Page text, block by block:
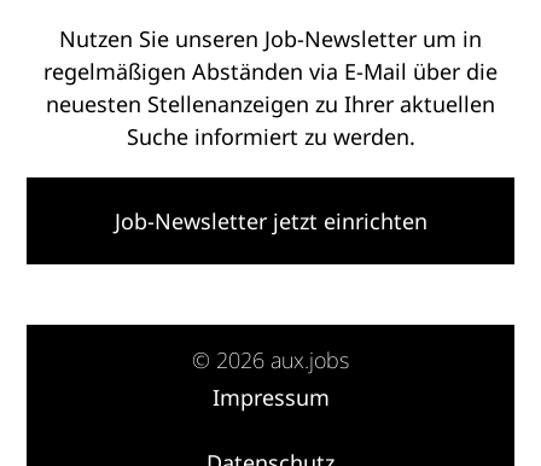
Nutzen Sie unseren Job-Newsletter um in
regelmäßigen Abständen via E-Mail über die
neuesten Stellenanzeigen zu Ihrer aktuellen
Suche informiert zu werden.
Job-Newsletter jetzt einrichten
© 2026 aux.jobs
Impressum